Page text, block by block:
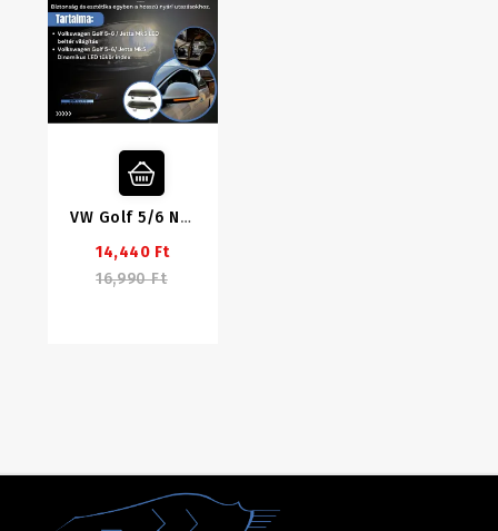
VW Golf 5/6 Nyári Csomag
14,440 Ft
16,990 Ft